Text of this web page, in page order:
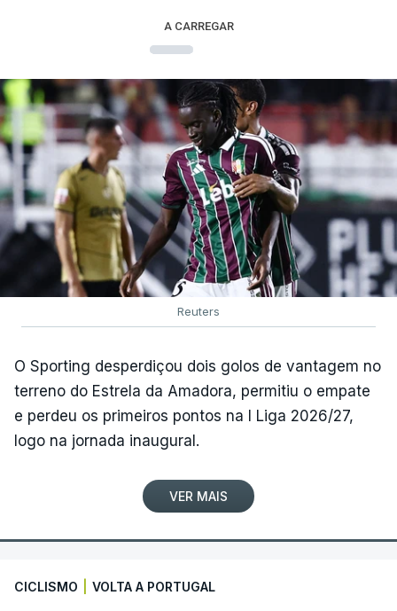
A CARREGAR
Reuters
O Sporting desperdiçou dois golos de vantagem no
terreno do Estrela da Amadora, permitiu o empate
e perdeu os primeiros pontos na I Liga 2026/27,
logo na jornada inaugural.
VER MAIS
CICLISMO VOLTA A PORTUGAL